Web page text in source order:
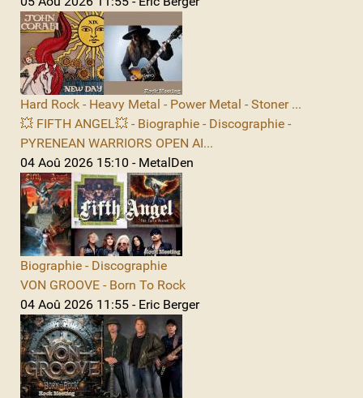
Hard Rock - Heavy Metal - Power Metal - Stoner ...
💥 FIFTH ANGEL💥 - Biographie - Discographie -
PYRENEAN WARRIORS OPEN AI...
04 Aoû 2026 15:10 - MetalDen
Biographie - Discographie
VON GROOVE - Born To Rock
04 Aoû 2026 11:55 - Eric Berger